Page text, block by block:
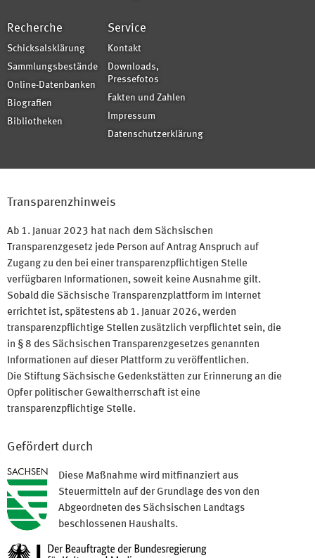
Recherche
Schicksalsklärung
Sammlungsbestände
Online-Datenbanken
Biografien
Bibliotheken
Service
Kontakt
Downloads,
Pressefotos
Fakten und Zahlen
Impressum
Datenschutzerklärung
Transparenzhinweis
Ab 1. Januar 2023 hat nach dem Sächsischen
Transparenzgesetz jede Person auf Antrag Anspruch auf
Zugang zu den bei einer transparenzpflichtigen Stelle
verfügbaren Informationen, soweit keine Ausnahme gilt.
Sobald die Sächsische Transparenzplattform im Internet
errichtet ist, spätestens ab 1. Januar 2026, werden
transparenzpflichtige Stellen zusätzlich verpflichtet sein, die
in § 8 des Sächsischen Transparenzgesetzes genannten
Informationen auf dieser Plattform zu veröffentlichen.
Die Stiftung Sächsische Gedenkstätten zur Erinnerung an die
Opfer politischer Gewaltherrschaft ist eine
transparenzpflichtige Stelle.
Gefördert durch
Diese Maßnahme wird mitfinanziert aus
Steuermitteln auf der Grundlage des von den
Abgeordneten des Sächsischen Landtags
beschlossenen Haushalts.